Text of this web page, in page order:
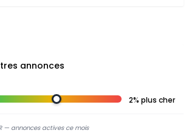
annonces
2% plus cher
— annonces actives ce mois